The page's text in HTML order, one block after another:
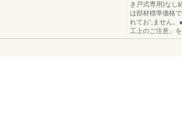
き戸式専用)なし
は部材標準価格
れてお',ません。
工上のご注意」